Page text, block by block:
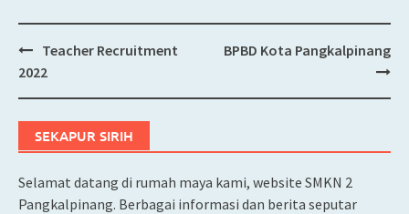
Post
Teacher Recruitment
2022
BPBD Kota Pangkalpinang
SEKAPUR SIRIH
Selamat datang di rumah maya kami, website SMKN 2
Pangkalpinang. Berbagai informasi dan berita seputar